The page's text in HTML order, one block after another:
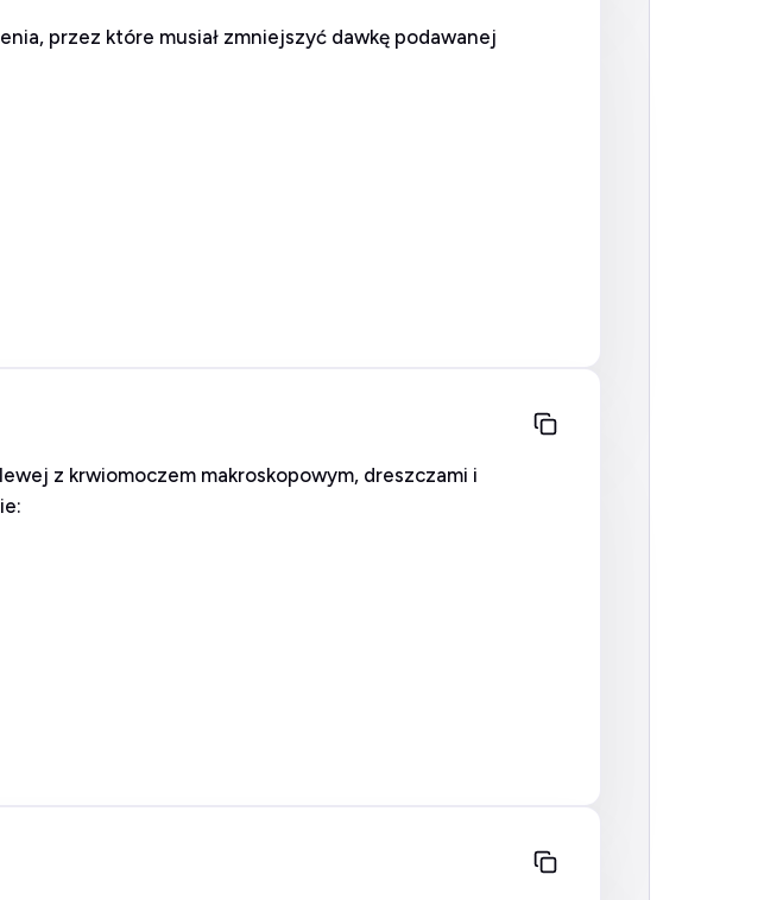
przez które musiał zmniejszyć dawkę podawanej
z krwiomoczem makroskopowym, dreszczami i